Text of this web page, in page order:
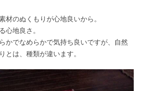
材のぬくもりが心地良いから。
心地良さ。
かでなめらかで気持ち良いですが、自然
とは、種類が違います。